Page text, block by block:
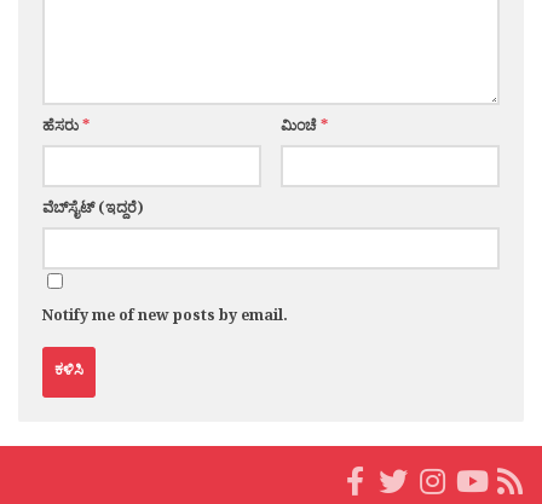
ಹೆಸರು* ಮಿಂಚೆ*
ವೆಬ್‌ಸೈಟ್ (ಇದ್ದರೆ)
Notify me of new posts by email.